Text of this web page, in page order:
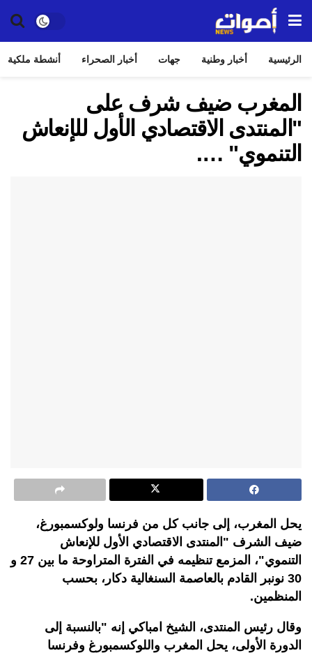
الرئيسية أخبار وطنية جهات أخبار الصحراء أنشطة ملكية
المغرب ضيف شرف على
"المنتدى الاقتصادي الأول للإنعاش
التنموي" ….
يحل المغرب، إلى جانب كل من فرنسا ولوكسمبورغ،
ضيف الشرف "المنتدى الاقتصادي الأول للإنعاش
التنموي"، المزمع تنظيمه في الفترة المتراوحة ما بين 27 و
30 نونبر القادم بالعاصمة السنغالية دكار، بحسب
المنظمين.
وقال رئيس المنتدى، الشيخ امباكي إنه "بالنسبة إلى
الدورة الأولى، يحل المغرب واللوكسمبورغ وفرنسا